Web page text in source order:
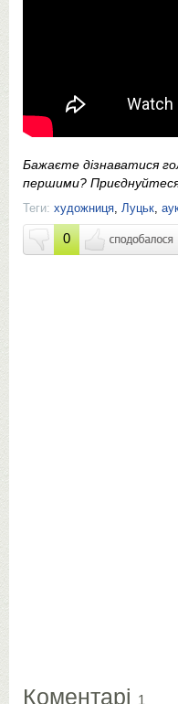
Бажаєте дізнаватися
першими?
Теги: художниця Луцьк
0
Коментарі 1